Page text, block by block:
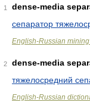
1
dense-media
сепаратор
English-Russian
2
dense-media
тяжелосредний
English-Russian